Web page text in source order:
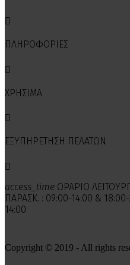

ΠΛΗΡΟΦΟΡΙΕΣ

ΧΡΗΣΙΜΑ

ΕΞΥΠΗΡΕΤΗΣΗ ΠΕΛΑΤΩΝ

access_time ΩΡΑΡΙΟ
ΠΑΡΑΣΚ. : 09:00-14:00 &
14:00
Copyright © 2019 - All rights